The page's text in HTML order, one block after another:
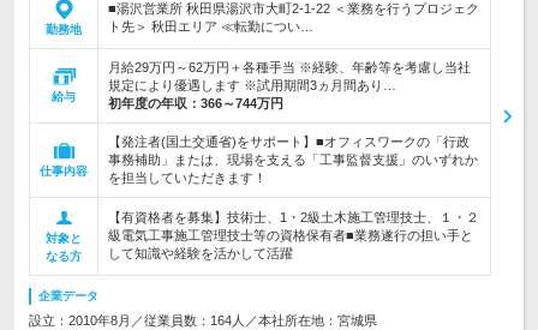
勤務地
■湯沢営業所 秋田県湯沢市大町2-1-22 ＜業務を行うプロジェク
ト先＞ 秋田エリア ≪転勤につい…
給与
月給29万円～62万円＋各種手当 ※経験、年齢等を考慮し当社
規定により優遇します ※試用期間3ヵ月間あり…
初年度の年収： 366～744万円
仕事内容
【発注者(国土交通省)をサポート】■オフィスワークの「行政
事務補助」または、現場を支える「工事監督支援」のいずれか
を担当していただきます！
対象と
なる方
【有資格者を募集】技術士、1・2級土木施工管理技士、１・２
級電気工事施工管理技士等の資格保有者■業務遂行の担い手と
して知識や経験を活かして活躍
企業データ
設立：2010年8月／従業員数：164人／本社所在地：宮城県